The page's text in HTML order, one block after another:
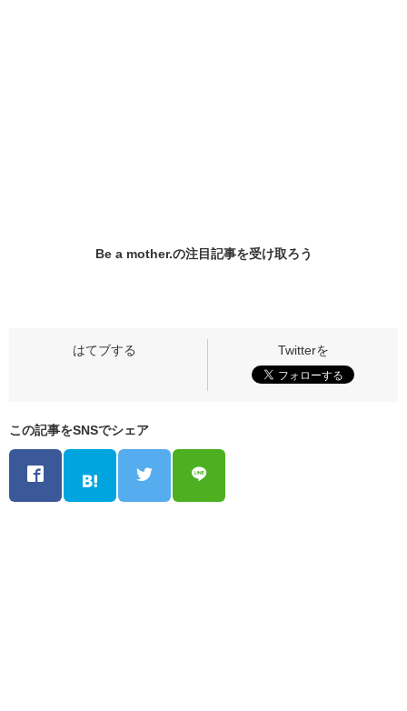
Be a mother.の注目記事を受け取ろう
この記事をSNSでシェア